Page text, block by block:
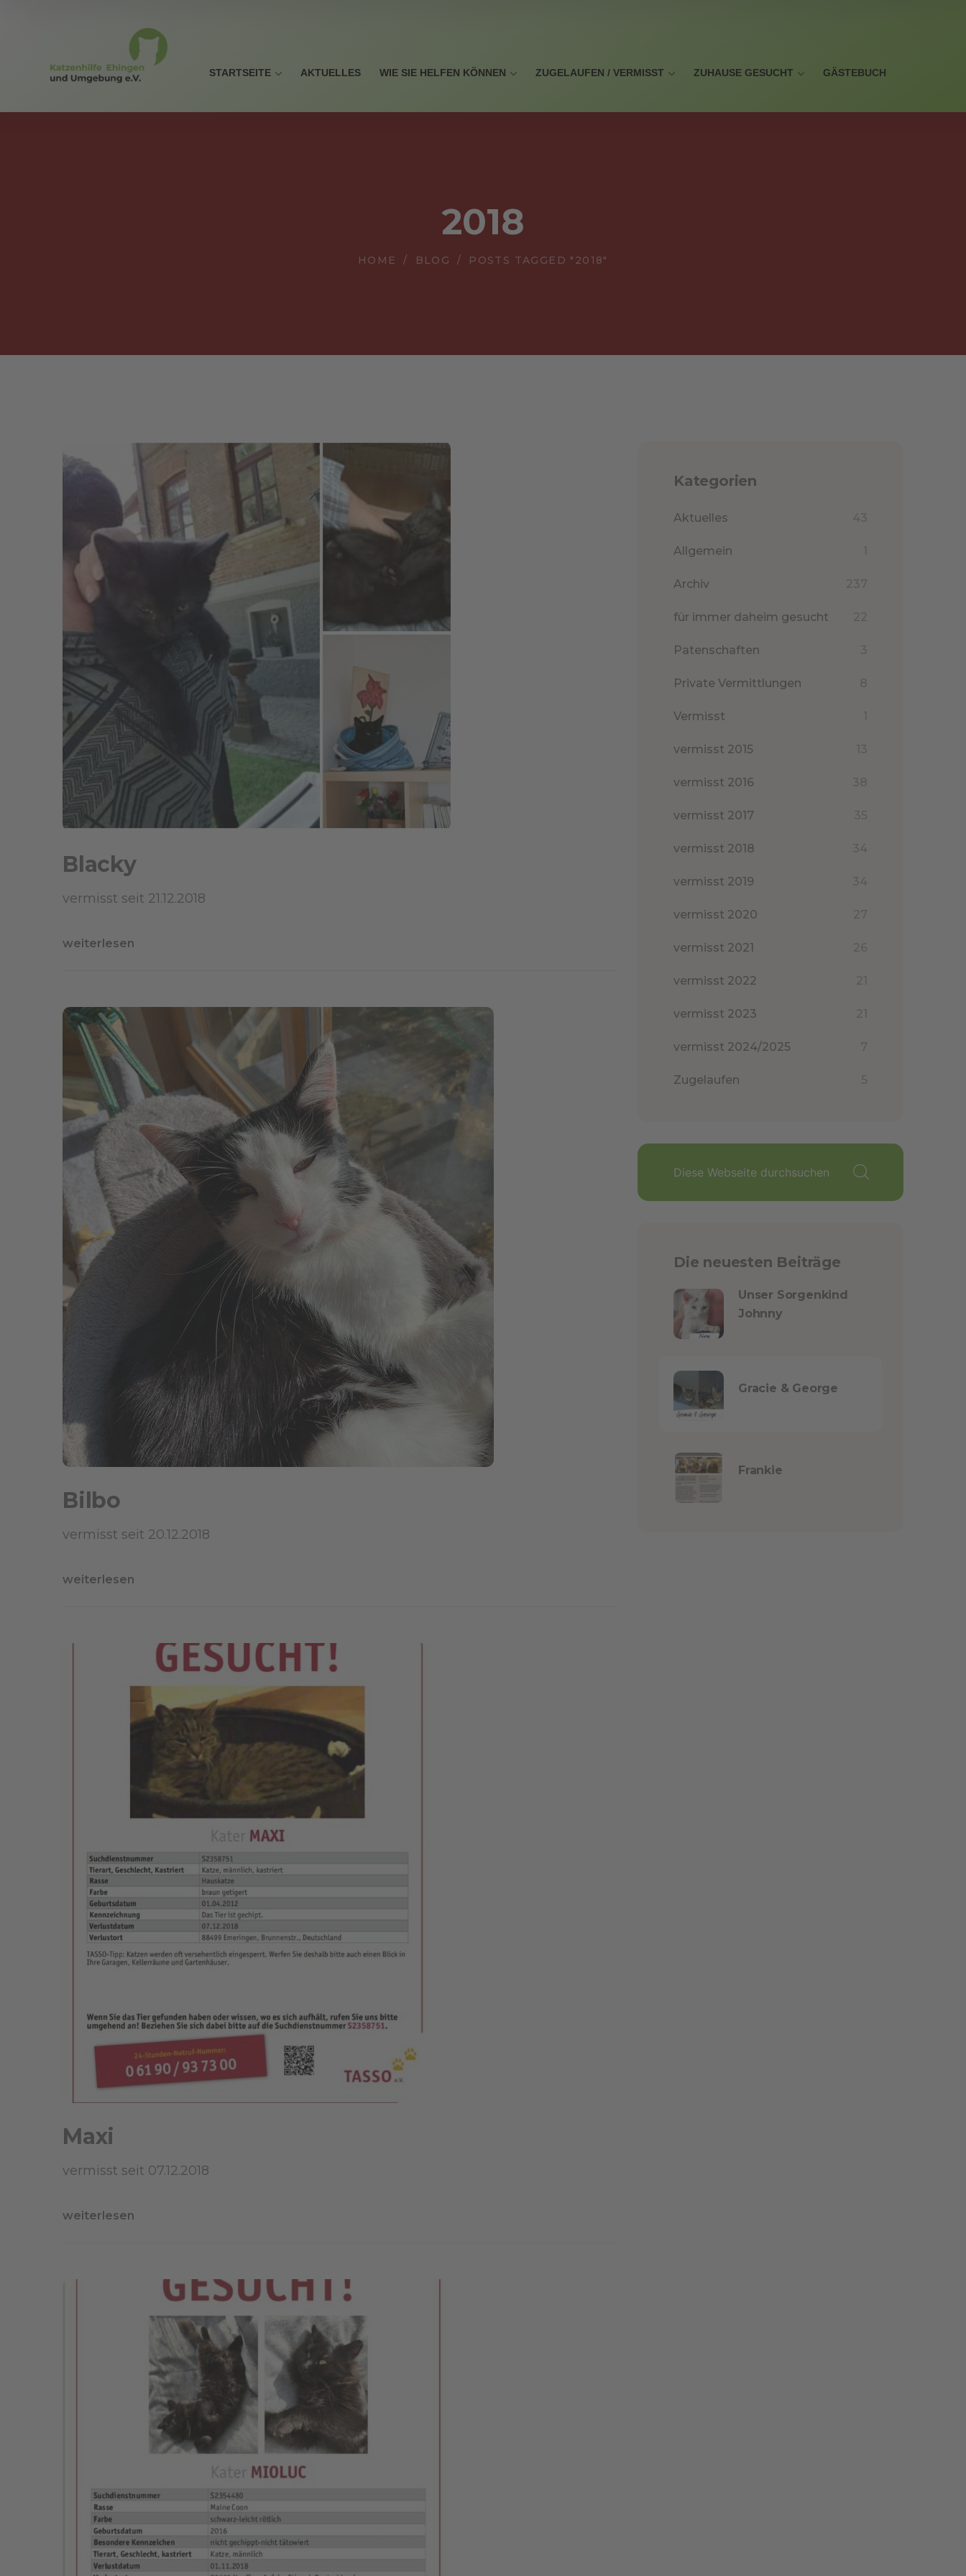
STARTSEITE AKTUELLES WIE SIE HELFEN KÖNNEN ZUGELAUFEN / VERMISST ZUHAUSE GESUCHT GÄSTEBUCH
HOME BLOG POSTS TAGGED "2018"
2018
Blacky
vermisst seit 21.12.2018
weiterlesen
Bilbo
vermisst seit 20.12.2018
weiterlesen
Maxi
vermisst seit 07.12.2018
weiterlesen
Kategorien
Aktuelles 43
Allgemein 1
Archiv 237
für immer daheim gesucht 22
Patenschaften 3
Private Vermittlungen 8
Vermisst 1
vermisst 2015 13
vermisst 2016 38
vermisst 2017 35
vermisst 2018 34
vermisst 2019 34
vermisst 2020 27
vermisst 2021 26
vermisst 2022 21
vermisst 2023 21
vermisst 2024/2025 7
Zugelaufen 5
Die neuesten Beiträge
Unser Sorgenkind
Johnny
Gracie & George
Frankie